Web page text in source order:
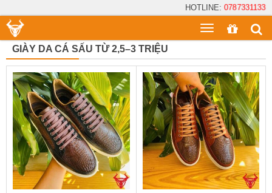
HOTLINE: 0787331133
Toggle
GIÀY DA CÁ SẤU TỪ 2,5–3 TRIỆU